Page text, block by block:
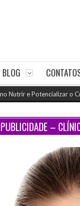
BLOG
Potencializar o
PUBLICIDADE –